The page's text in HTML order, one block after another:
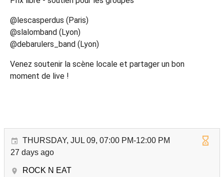
@lescasperdus (Paris)
@slalomband (Lyon)
@debarulers_band (Lyon)
Venez soutenir la scène locale et partager un bon
moment de live !
THURSDAY, JUL 09, 07:00 PM-12:00 PM
27 days ago
ROCK N EAT